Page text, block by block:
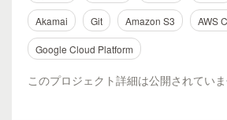
Akamai Git Amazon S3 AWS
Google Cloud Platform
このプロジェクト詳細は公開されてい